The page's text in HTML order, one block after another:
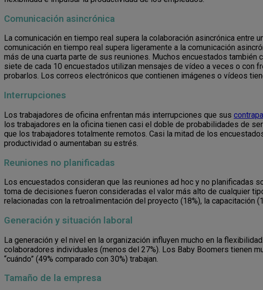
Comunicación asincrónica
La comunicación en tiempo real supera la colaboración asincrónica entre
comunicación en tiempo real supera ligeramente a la comunicación
más de una cuarta parte de sus reuniones. Muchos encuestados
siete de cada 10 encuestados utilizan mensajes de vídeo a veces o con
probarlos. Los correos electrónicos que contienen imágenes o vídeos
Interrupciones
Los trabajadores de oficina enfrentan más interrupciones que sus
los trabajadores en la oficina tienen casi el doble de probabilidades de
que los trabajadores totalmente remotos. Casi la mitad de los
productividad o aumentaban su estrés.
Reuniones no planificadas
Los encuestados consideran que las reuniones ad hoc y no planificadas
toma de decisiones fueron consideradas el valor más alto de cualquier
relacionadas con la retroalimentación del proyecto (18%), la
Generación y situación laboral
La generación y el nivel en la organización influyen mucho en la
colaboradores individuales (menos del 27%). Los Baby Boomers tienen
“cuándo” (49% comparado con 30%) trabajan.
Tamaño de la empresa